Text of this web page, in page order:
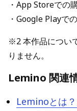
・App Storeでの
・Google Playで
※2 本作品につい
りません。
Lemino 関連
Leminoとは